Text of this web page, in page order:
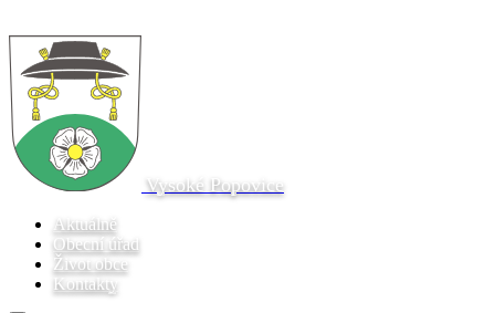
Vysoké Popovice
Aktuálně
Obecní úřad
Život obce
Kontakty